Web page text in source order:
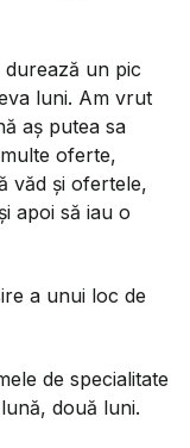
un pic
luni. Am vrut
aș putea sa
oferte,
văd și ofertele,
apoi să iau o
a unui loc de
de specialitate
două luni.